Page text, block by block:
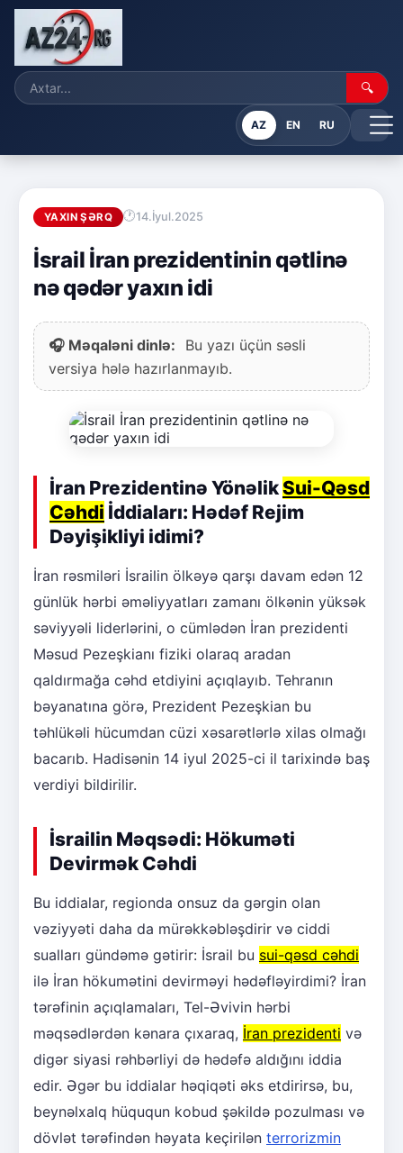
🔍
AZ EN RU
YAXIN ŞƏRQ 14.İyul.2025
İsrail İran prezidentinin qətlinə
nə qədər yaxın idi
🎧 Məqaləni dinlə:
Bu yazı üçün səsli
versiya hələ hazırlanmayıb.
İran Prezidentinə YönəlikSui-Qəsd
Cəhdi İddiaları: Hədəf Rejim
Dəyişikliyi idimi?
İran rəsmiləri İsrailin ölkəyə qarşı davam edən 12
günlük hərbi əməliyyatları zamanı ölkənin yüksək
səviyyəli liderlərini, o cümlədən İran prezidenti
Məsud Pezeşkianı fiziki olaraq aradan
qaldırmağa cəhd etdiyini açıqlayıb. Tehranın
bəyanatına görə, Prezident Pezeşkian bu
təhlükəli hücumdan cüzi xəsarətlərlə xilas olmağı
bacarıb. Hadisənin 14 iyul 2025-ci il tarixində baş
verdiyi bildirilir.
İsrailin Məqsədi: Hökuməti
Devirmək Cəhdi
Bu iddialar, regionda onsuz da gərgin olan
vəziyyəti daha da mürəkkəbləşdirir və ciddi
sualları gündəmə gətirir: İsrail bu sui-qəsd cəhdi
ilə İran hökumətini devirməyi hədəfləyirdimi? İran
tərəfinin açıqlamaları, Tel-Əvivin hərbi
məqsədlərdən kənara çıxaraq, İran prezidenti və
digər siyasi rəhbərliyi də hədəfə aldığını iddia
edir. Əgər bu iddialar həqiqəti əks etdirirsə, bu,
beynəlxalq hüququn kobud şəkildə pozulması və
dövlət tərəfindən həyata keçirilən terrorizmin